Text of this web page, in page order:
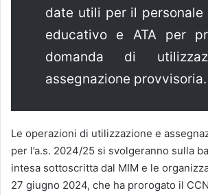
date utili per il personale
educativo e ATA per
domanda di
assegnazione provvisoria.
Le operazioni di utilizzazione e
per l’a.s. 2024/25 si svolgeranno sulla
intesa sottoscritta dal MIM e le
27 giugno 2024, che ha prorogato il